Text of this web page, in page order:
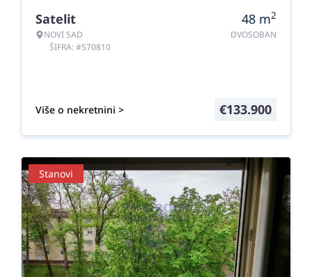
Satelit
NOVI SAD
ŠIFRA: #570810
48 m2
DVOSOBAN
Više o nekretnini > €133.900
Stanovi